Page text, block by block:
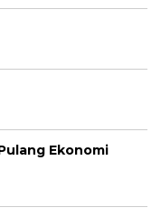
Ekonomi